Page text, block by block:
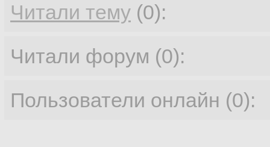
Читали тему (0):
Читали форум (0):
Пользователи онлайн (0):